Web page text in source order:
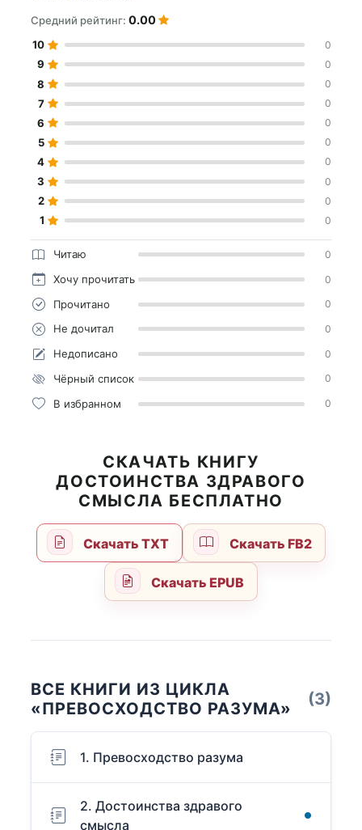
Средний рейтинг: 0.00
10 0
9 0
8 0
7 0
6 0
5 0
4 0
3 0
2 0
1 0
Читаю 0
Хочу прочитать 0
Прочитано 0
Не дочитал 0
Недописано 0
Чёрный список 0
В избранном 0
СКАЧАТЬ КНИГУ
ДОСТОИНСТВА ЗДРАВОГО
СМЫСЛА БЕСПЛАТНО
Скачать TXT Скачать FB2
Скачать EPUB
ВСЕ КНИГИ ИЗ ЦИКЛА
«ПРЕВОСХОДСТВО РАЗУМА»
(3)
1. Превосходство разума
2. Достоинства здравого
смысла